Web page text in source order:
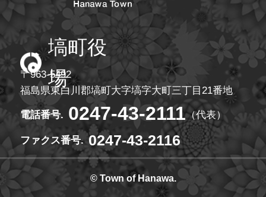
塙町役
場
〒963-5492
福島県東白川郡塙町大字塙字大町三丁目21番地
電話番号. 0247-43-2111（代表）
ファクス番号. 0247-43-2116
© Town of Hanawa.